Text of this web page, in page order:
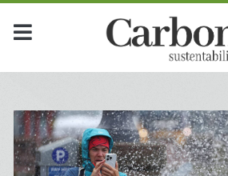
Dia:
<span>27